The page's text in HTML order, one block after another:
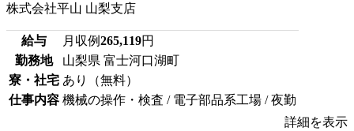
株式会社平山 山梨支店
給与 月収例265,119円
勤務地
山梨県 富士河口湖町
寮・社宅 あり（無料）
仕事内容 機械の操作・検査 / 電子部品系工場 / 夜勤
詳細を表示